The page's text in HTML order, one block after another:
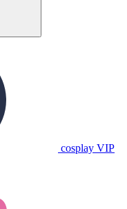
cosplay VIP